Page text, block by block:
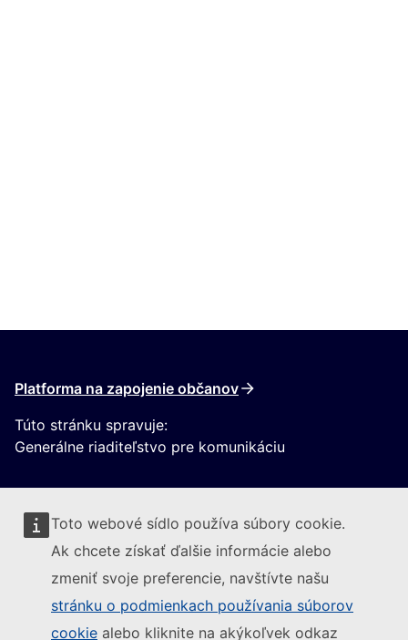
Toto webové sídlo používa súbory cookie.
Ak chcete získať ďalšie informácie alebo
zmeniť svoje preferencie, navštívte našu
stránku o podmienkach používania súborov
cookie alebo kliknite na akýkoľvek odkaz
Platforma na zapojenie občanov
Túto stránku spravuje:
Generálne riaditeľstvo pre komunikáciu
Sledujte Európsku komisiu